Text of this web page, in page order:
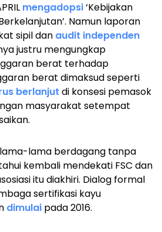
mengadopsi‘Kebijakan
Namun laporan
sipil dan audit independen
justru mengungkap
berat terhadap
berat dimaksud seperti
berlanjut di konsesi pemasok
masyarakat setempat
lama berdagang tanpa
kembali mendekati FSC dan
itu diakhiri. Dialog formal
sertifikasi kayu
dimulai pada 2016.